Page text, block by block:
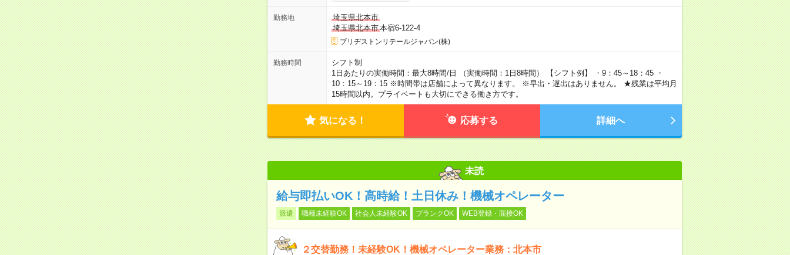
勤務地
埼玉県北本市
埼玉県北本市本宿6-122-4
ブリヂストンリテールジャパン(株)
勤務時間
シフト制
1日あたりの実働時間：最大8時間/日 （実働時間：1日8時間） 【シフト例】 ・9：45～18：45 ・
10：15～19：15 ※時間帯は店舗によって異なります。 ※早出・遅出はありません。 ★残業は平均月
15時間以内。プライベートも大切にできる働き方です。
気になる！ 応募する 詳細へ
未読
給与即払いOK！高時給！土日休み！機械オペレーター
派遣 職種未経験OK 社会人未経験OK ブランクOK WEB登録・面接OK
２交替勤務！未経験OK！機械オペレーター業務：北本市